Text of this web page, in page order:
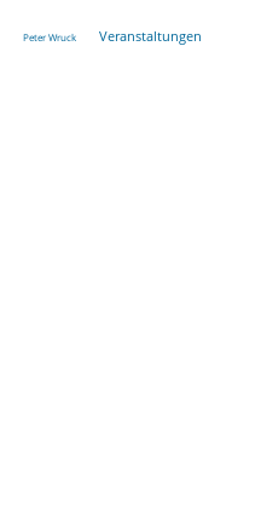
Peter Wruck Veranstaltungen